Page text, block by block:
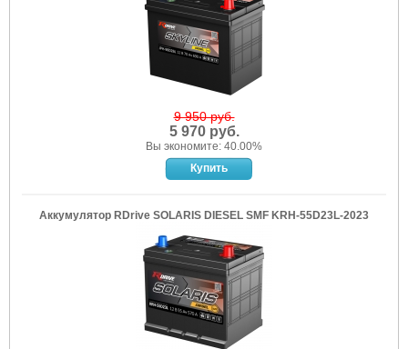
9 950 руб.
5 970 руб.
Вы экономите: 40.00%
Аккумулятор RDrive SOLARIS DIESEL SMF KRH-55D23L-2023